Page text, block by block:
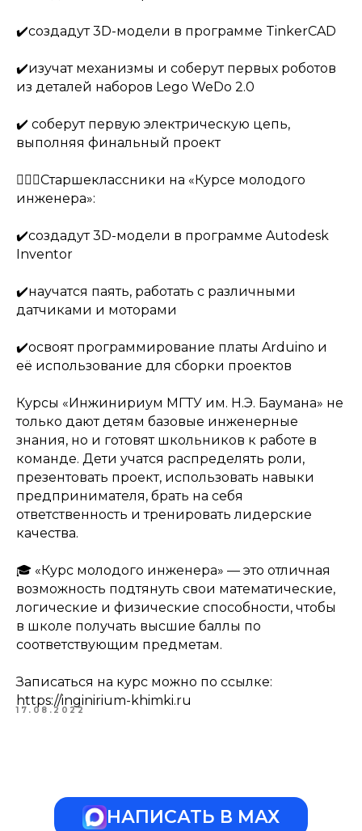
✔️создадут 3D-модели в программе TinkerCAD
✔️изучат механизмы и соберут первых роботов
из деталей наборов Lego WeDo 2.0
✔️ соберут первую электрическую цепь,
выполняя финальный проект
🧍🏻‍♂️Старшеклассники на «Курсе молодого
инженера»:
✔️создадут 3D-модели в программе Autodesk
Inventor
✔️научатся паять, работать с различными
датчиками и моторами
✔️освоят программирование платы Arduino и
её использование для сборки проектов
Курсы «Инжинириум МГТУ им. Н.Э. Баумана» не
только дают детям базовые инженерные
знания, но и готовят школьников к работе в
команде. Дети учатся распределять роли,
презентовать проект, использовать навыки
предпринимателя, брать на себя
ответственность и тренировать лидерские
качества.
🎓 «Курс молодого инженера» — это отличная
возможность подтянуть свои математические,
логические и физические способности, чтобы
в школе получать высшие баллы по
соответствующим предметам.
Записаться на курс можно по ссылке:
https://inginirium-khimki.ru
17.08.2022
НАПИСАТЬ В МАХ